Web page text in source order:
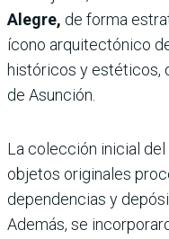
Alegre, de forma
ícono arquitectónico
históricos y estéticos,
de Asunción.
La colección inicial
objetos originales
dependencias y
Además, se